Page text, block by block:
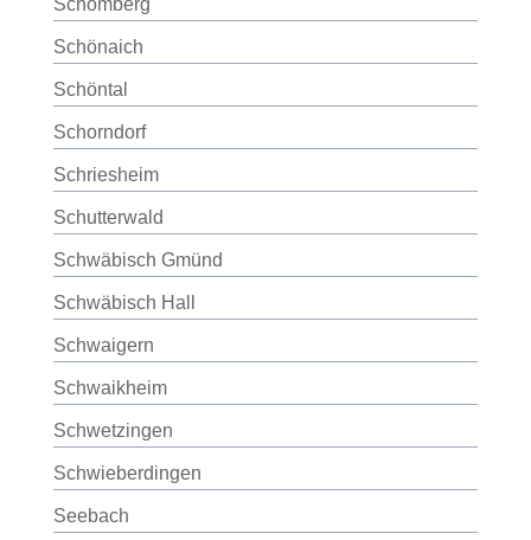
Schömberg
Schönaich
Schöntal
Schorndorf
Schriesheim
Schutterwald
Schwäbisch Gmünd
Schwäbisch Hall
Schwaigern
Schwaikheim
Schwetzingen
Schwieberdingen
Seebach